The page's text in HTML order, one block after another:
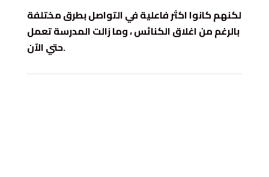
لكنهم كانوا اكثر فاعلية في التواصل بطرق مختلفة
بالرغم من اغلاق الكنائس ، وما زالت المدرسة تعمل
حتي الآن.